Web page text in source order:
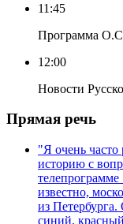
11:45
Программа
12:00
Новости
Прямая речь
"Я очень часто
историю с
телепрограмме
известно,
из Петербурга.
синий,